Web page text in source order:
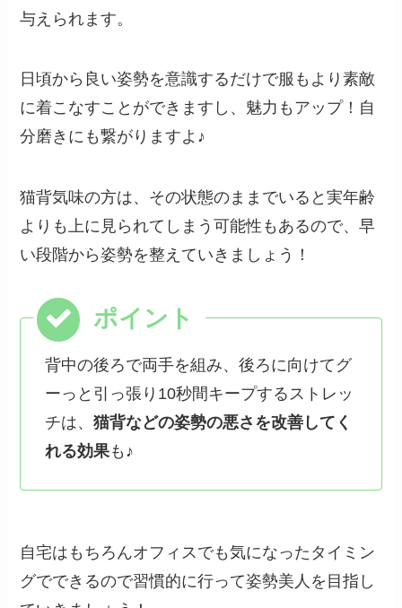
与えられます。
日頃から良い姿勢を意識するだけで服もより素敵
に着こなすことができますし、魅力もアップ！自
分磨きにも繋がりますよ♪
猫背気味の方は、その状態のままでいると実年齢
よりも上に見られてしまう可能性もあるので、早
い段階から姿勢を整えていきましょう！
背中の後ろで両手を組み、後ろに向けてグ
ーっと引っ張り10秒間キープするストレッ
チは、猫背などの姿勢の悪さを改善してく
れる効果も♪
自宅はもちろんオフィスでも気になったタイミン
グでできるので習慣的に行って姿勢美人を目指し